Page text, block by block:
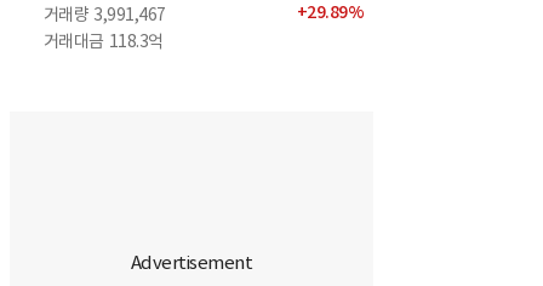
거래량 3,991,467
거래대금 118.3억
+29.89%